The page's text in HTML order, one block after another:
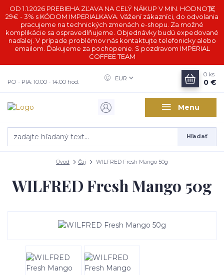
OD 1.1.2026 PREBIEHA ZĽAVA NA CELÝ NÁKUP V MIN. HODNOTE
29€ - 3% s KÓDOM IMPERIALKAVA. Vážení zákazníci, do odvolania
pracujeme na technických zmenách e-shopu. Za možné
komplikácie sa ospravedlňujeme. Objednávky budú expedované
naďalej. V prípade problémov nás kontaktujte telefonicky alebo
emailom. Ďakujeme za pochopenie. S pozdravom IMPERIAL
COFFEE TEAM
Menu
EUR
Hľadať
PO - PIA: 10:00 - 14:00 hod.
0 ks
0 €
Úvod Čaj WILFRED Fresh Mango 50g
WILFRED Fresh Mango 50g